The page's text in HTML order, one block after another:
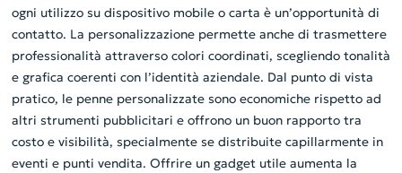
ogni utilizzo su dispositivo mobile o carta è un’opportunità di
contatto. La personalizzazione permette anche di trasmettere
professionalità attraverso colori coordinati, scegliendo tonalità
e grafica coerenti con l’identità aziendale. Dal punto di vista
pratico, le penne personalizzate sono economiche rispetto ad
altri strumenti pubblicitari e offrono un buon rapporto tra
costo e visibilità, specialmente se distribuite capillarmente in
eventi e punti vendita. Offrire un gadget utile aumenta la